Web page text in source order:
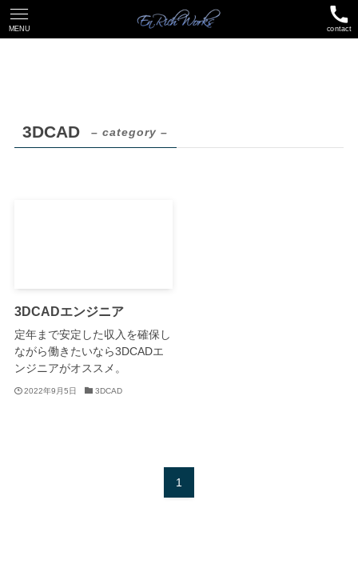
contact
MENU
3DCAD – category –
3DCADエンジニア
定年まで安定した収入を確保し
ながら働きたいなら3DCADエ
ンジニアがオススメ。
2022年9月5日 3DCAD
1